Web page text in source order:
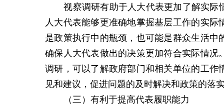
视察调研有助于人大代表更加了解实
人大代表能够更准确地掌握基层工作的实
是政策执行中的瓶颈，也可能是群众生活
确保人大代表做出的决策更加符合实际情
调研，可以了解政府部门和相关单位的工
见和建议，促进问题的及时解决和政策的落
（三）有利于提高代表履职能力